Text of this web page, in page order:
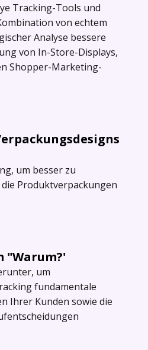
Tracking-Tools und
von echtem
Analyse bessere
von In-Store-Displays,
Shopper-Marketing-
um besser zu
Produktverpackungen
"Warum?'
um
fundamentale
Ihrer Kunden sowie die